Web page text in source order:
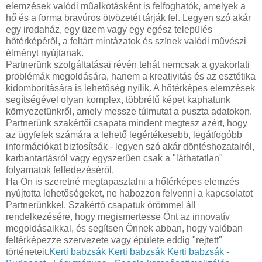
elemzések valódi műalkotásként is felfoghatók, amelyek a
hő és a forma bravúros ötvözetét tárják fel. Legyen szó akár
egy irodaház, egy üzem vagy egy egész település
hőtérképéről, a feltárt mintázatok és színek valódi művészi
élményt nyújtanak.
Partnerünk szolgáltatásai révén tehát nemcsak a gyakorlati
problémák megoldására, hanem a kreativitás és az esztétika
kidomborítására is lehetőség nyílik. A hőtérképes elemzések
segítségével olyan komplex, többrétű képet kaphatunk
környezetünkről, amely messze túlmutat a puszta adatokon.
Partnerünk szakértői csapata mindent megtesz azért, hogy
az ügyfelek számára a lehető legértékesebb, legátfogóbb
információkat biztosítsák - legyen szó akár döntéshozatalról,
karbantartásról vagy egyszerűen csak a "láthatatlan"
folyamatok felfedezéséről.
Ha Ön is szeretné megtapasztalni a hőtérképes elemzés
nyújtotta lehetőségeket, ne habozzon felvenni a kapcsolatot
Partnerünkkel. Szakértő csapatuk örömmel áll
rendelkezésére, hogy megismertesse Önt az innovatív
megoldásaikkal, és segítsen Önnek abban, hogy valóban
feltérképezze szervezete vagy épülete eddig "rejtett"
történeteit.Kerti babzsák Kerti babzsák Kerti babzsák -